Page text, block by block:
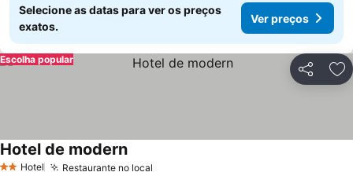
Selecione as datas para ver os preços
exatos.
Ver preços
Partilhar
Escolha popular
Hotel Restaurante no local
Hotel de modernVer preços